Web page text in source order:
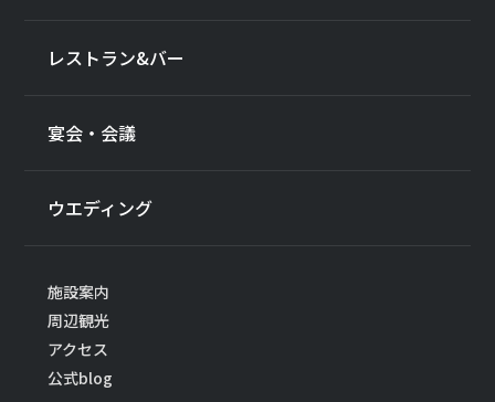
レストラン&バー
宴会・会議
ウエディング
施設案内
周辺観光
アクセス
公式blog